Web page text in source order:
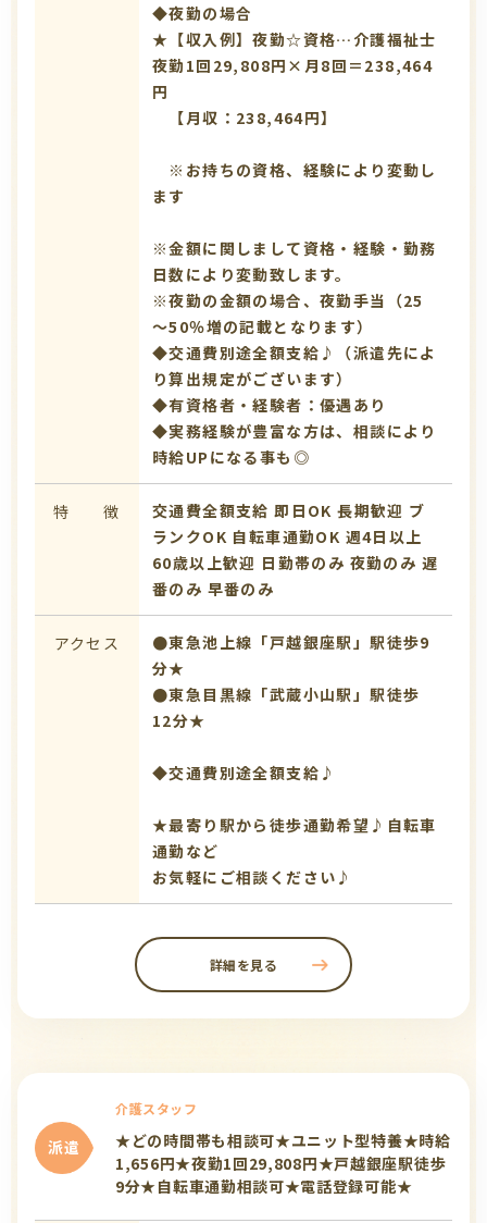
◆夜勤の場合
★【収入例】夜勤☆資格…介護福祉士
夜勤1回29,808円×月8回＝238,464
円
【月収：238,464円】
※お持ちの資格、経験により変動し
ます
※金額に関しまして資格・経験・勤務
日数により変動致します。
※夜勤の金額の場合、夜勤手当（25
～50％増の記載となります）
◆交通費別途全額支給♪（派遣先によ
り算出規定がございます）
◆有資格者・経験者：優遇あり
◆実務経験が豊富な方は、相談により
時給UPになる事も◎
特 徴 交通費全額支給 即日OK 長期歓迎 ブ
ランクOK 自転車通勤OK 週4日以上
60歳以上歓迎 日勤帯のみ 夜勤のみ 遅
番のみ 早番のみ
アクセス
●東急池上線「戸越銀座駅」駅徒歩9
分★
●東急目黒線「武蔵小山駅」駅徒歩
12分★
◆交通費別途全額支給♪
★最寄り駅から徒歩通勤希望♪自転車
通勤など
お気軽にご相談ください♪
詳細を見る
派遣
介護スタッフ
★どの時間帯も相談可★ユニット型特養★時給
1,656円★夜勤1回29,808円★戸越銀座駅徒歩
9分★自転車通勤相談可★電話登録可能★